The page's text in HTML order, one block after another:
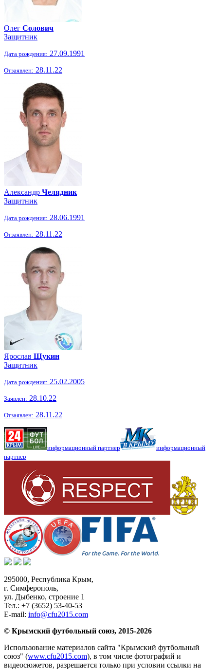
Олег Солович
Защитник
Дата рождения: 27.09.1991
Отзаявлен: 28.11.22
Александр Челядник
Защитник
Дата рождения: 28.06.1991
Отзаявлен: 28.11.22
Ярослав Щукин
Защитник
Дата рождения: 25.02.2005
Заявлен: 28.10.22
Отзаявлен: 28.11.22
информационный партнер
информационный
партнер
295000, Республика Крым,
г. Симферополь,
ул. Дыбенко, строение 1
Тел.: +7 (3652) 53-40-53
E-mail: info@cfu2015.com
© Крымский футбольный союз, 2015-2026
Использование материалов сайта "Крымский футбольный
союз" (www.cfu2015.com), в том числе фотографий и
видеосюжетов, разрешается только при условии ссылки на